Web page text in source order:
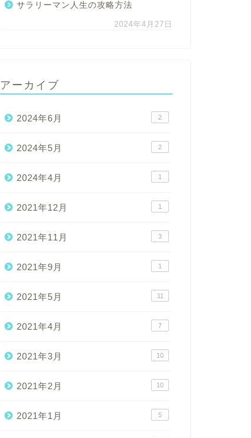
サラリーマン人生の攻略方法
2024年4月27日
アーカイブ
2024年6月 2
2024年5月 2
2024年4月 1
2021年12月 1
2021年11月 3
2021年9月 1
2021年5月 11
2021年4月 7
2021年3月 10
2021年2月 10
2021年1月 5